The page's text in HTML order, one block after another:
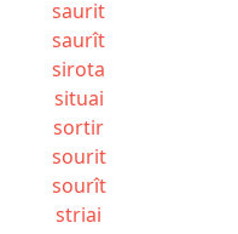
saurit
saurît
sirota
situai
sortir
sourit
sourît
striai